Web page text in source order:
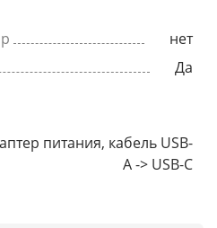
нет
Да
питания, кабель USB-
A -> USB-C